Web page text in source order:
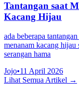
Tantangan saat
Kacang Hijau
ada beberapa
menanam kacang
serangan hama
Jojo•11 April 2026
Lihat Semua Artikel →